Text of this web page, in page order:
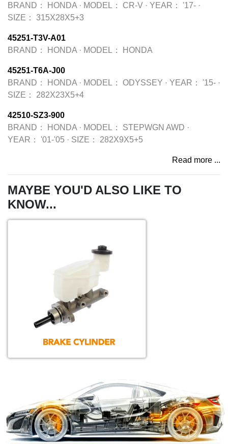
BRAND：
HONDA · MODEL： CR-V · YEAR： '17- ·
SIZE：
315X28X5+3
45251-T3V-A01
BRAND：
HONDA · MODEL： HONDA
45251-T6A-J00
BRAND：
HONDA · MODEL： ODYSSEY · YEAR： '15- ·
SIZE：
282X23X5+4
42510-SZ3-900
BRAND：
HONDA · MODEL： STEPWGN AWD ·
YEAR：
'01-'05 · SIZE： 282X9X5+5
Read more ...
MAYBE YOU'D ALSO LIKE TO
KNOW...